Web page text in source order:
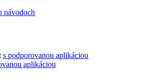
návodoch
s podporovanou aplikáciou
aplikáciou